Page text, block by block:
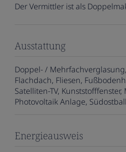
Der Vermittler ist als
Ausstattung
Doppel- / Mehrfachverglasung
Flachdach Fliesen
Satelliten-TV Kunststofffenster
Photovoltaik Anlage
Energieausweis